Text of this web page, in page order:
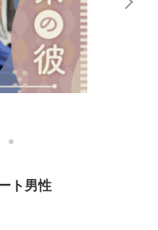
4
ト男性